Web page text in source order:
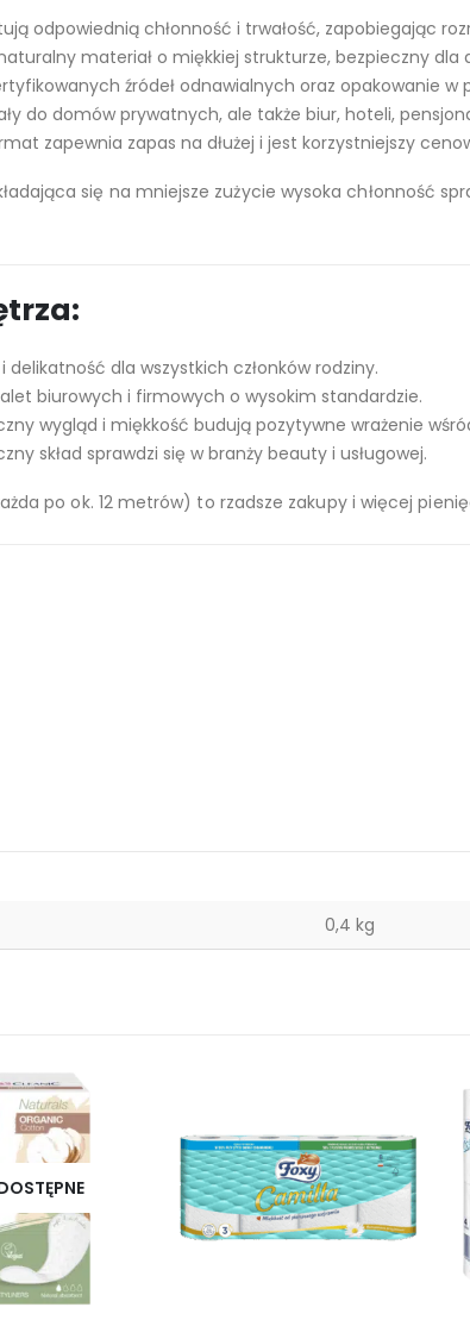
odpowiednią chłonność i trwałość, zapobiegając
materiał o miękkiej strukturze, bezpieczny dla
źródeł odnawialnych oraz opakowanie w
do domów prywatnych, ale także biur, hoteli,
zapewnia zapas na dłużej i jest korzystniejszy
się na mniejsze zużycie wysoka chłonność
dla wszystkich członków rodziny.
biurowych i firmowych o wysokim standardzie.
wygląd i miękkość budują pozytywne wrażenie
skład sprawdzi się w branży beauty i usługowej.
po ok. 12 metrów) to rzadsze zakupy i więcej
0,4 kg